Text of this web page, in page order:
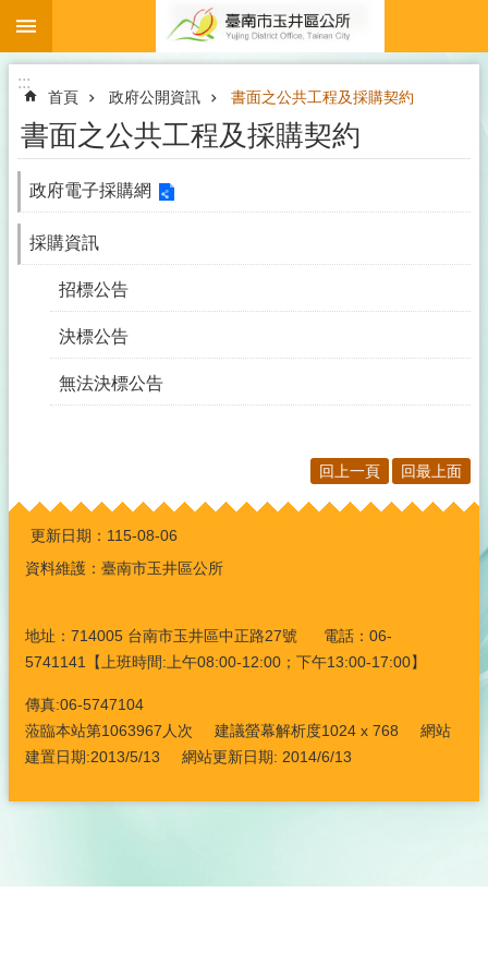
跳到主要內容區塊
:::
首頁 政府公開資訊 書面之公共工程及採購契約
書面之公共工程及採購契約
政府電子採購網
採購資訊
招標公告
決標公告
無法決標公告
回上一頁 回最上面
:::
更新日期： 115-08-06
資料維護：臺南市玉井區公所
地址：714005 台南市玉井區中正路27號 電話：06-
5741141【上班時間:上午08:00-12:00；下午13:00-17:00】
傳真:06-5747104
蒞臨本站第1063967人次 建議螢幕解析度1024 x 768 網站
建置日期:2013/5/13 網站更新日期: 2014/6/13